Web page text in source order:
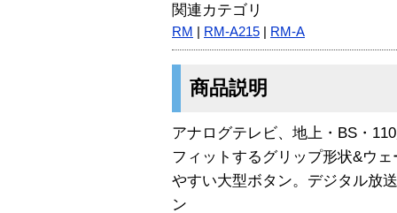
関連カテゴリ
RM RM-A215 RM-A
商品説明
アナログテレビ、地上・BS・
フィットするグリップ形状&ウ
やすい大型ボタン。デジタル放
ン